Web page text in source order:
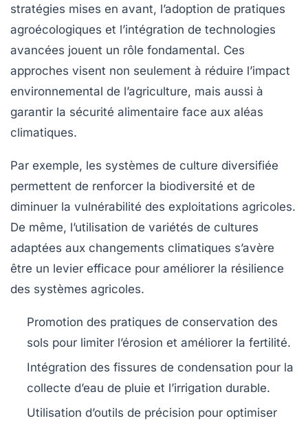
stratégies mises en avant, l’adoption de pratiques
agroécologiques et l’intégration de technologies
avancées jouent un rôle fondamental. Ces
approches visent non seulement à réduire l’impact
environnemental de l’agriculture, mais aussi à
garantir la sécurité alimentaire face aux aléas
climatiques.
Par exemple, les systèmes de culture diversifiée
permettent de renforcer la biodiversité et de
diminuer la vulnérabilité des exploitations agricoles.
De même, l’utilisation de variétés de cultures
adaptées aux changements climatiques s’avère
être un levier efficace pour améliorer la résilience
des systèmes agricoles.
Promotion des pratiques de conservation des
sols pour limiter l’érosion et améliorer la fertilité.
Intégration des fissures de condensation pour la
collecte d’eau de pluie et l’irrigation durable.
Utilisation d’outils de précision pour optimiser